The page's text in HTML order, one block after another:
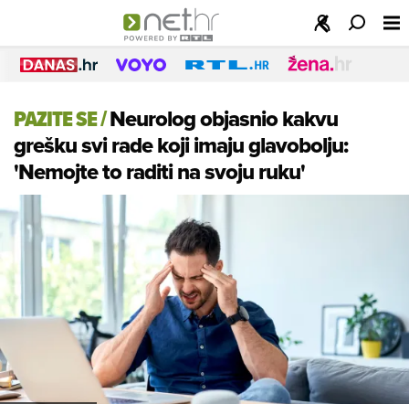
PAZITE SE/Neurolog objasnio kakvu
grešku svi rade koji imaju glavobolju:
'Nemojte to raditi na svoju ruku'